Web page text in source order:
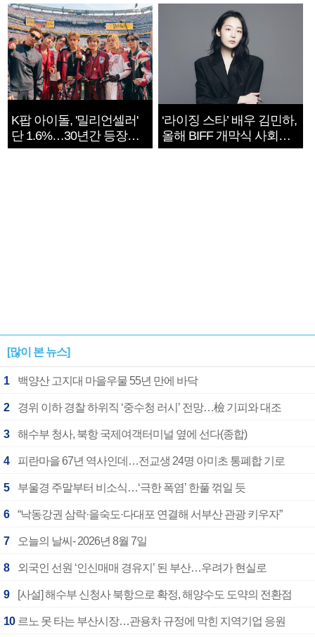
K팝 아이돌, '밀리언셀러'
단 1.6%…30년간 등장
1182개팀 전수조사
‘라이징 스타’ 배우 김민하,
올해 BIFF 개막식 사회자
확정
[많이 본 뉴스]
1 백양산 고지대 마을우물 55년 만에 바닥
2 경위 이하 경찰 하위직 ‘중수청 러시’ 전망…檢 기피와 대조
3 해수부 청사, 북항 국제여객터미널 옆에 선다(종합)
4 피란마을 67년 역사인데…전교생 24명 아미초 통폐합 기로
5 부울경 주말부터 비소식…‘극한 폭염’ 한풀 꺾일 듯
6 “낙동강권 삼락·을숙도·다대포 연결해 서부산 관광 키우자”
7 오늘의 날씨- 2026년 8월 7일
8 외국인 선원 ‘인신매매 경유지’ 된 부산…우려가 현실로
9 [사설] 해수부 신청사 북항으로 확정, 해양수도 도약의 전환점
10 르노 못 타는 부산시장…관용차 규정에 막힌 지역기업 응원